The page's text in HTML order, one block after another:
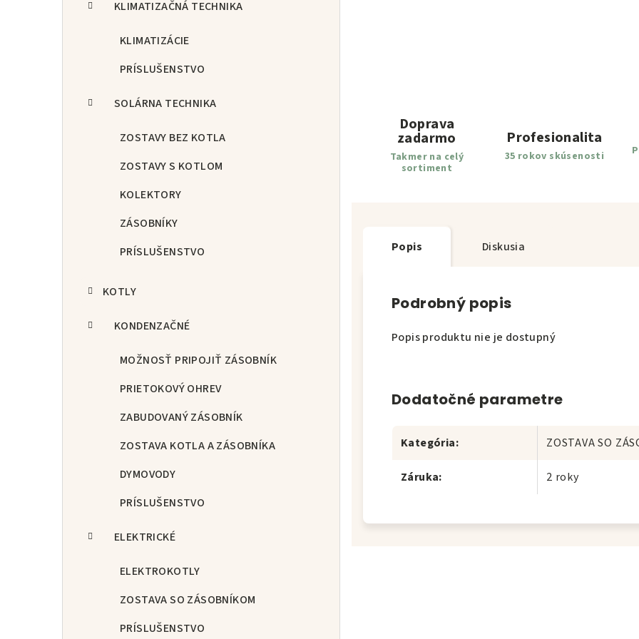
KLIMATIZAČNÁ TECHNIKA
KLIMATIZÁCIE
PRÍSLUŠENSTVO
SOLÁRNA TECHNIKA
ZOSTAVY BEZ KOTLA
ZOSTAVY S KOTLOM
KOLEKTORY
ZÁSOBNÍKY
PRÍSLUŠENSTVO
KOTLY
KONDENZAČNÉ
MOŽNOSŤ PRIPOJIŤ ZÁSOBNÍK
PRIETOKOVÝ OHREV
ZABUDOVANÝ ZÁSOBNÍK
ZOSTAVA KOTLA A ZÁSOBNÍKA
DYMOVODY
PRÍSLUŠENSTVO
ELEKTRICKÉ
ELEKTROKOTLY
ZOSTAVA SO ZÁSOBNÍKOM
PRÍSLUŠENSTVO
Doprava
zadarmo
Takmer na celý
sortiment
Profesionalita
35 rokov skúsenosti
Popis Diskusia
Podrobný popis
Popis produktu nie je dostupný
Dodatočné parametre
Kategória: ZOSTAVA SO
Záruka: 2 roky